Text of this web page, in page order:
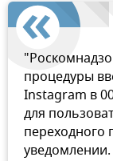
процедуры
Instagram в
для
переходного
уведомлении.